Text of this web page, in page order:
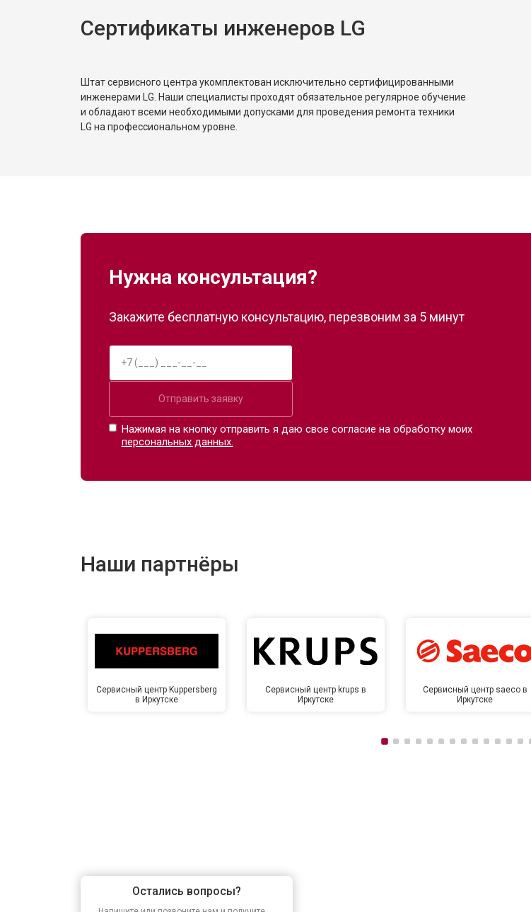
Сертификаты инженеров LG
Штат сервисного центра укомплектован исключительно сертифицированными
инженерами LG. Наши специалисты проходят обязательное регулярное обучение
и обладают всеми необходимыми допусками для проведения ремонта техники
LG на профессиональном уровне.
Нужна консультация?
Закажите бесплатную консультацию, перезвоним за 5 минут
Отправить заявку
Нажимая на кнопку отправить я даю свое согласие на обработку моих
персональных данных.
Наши партнёры
Сервисный центр Kuppersberg
в Иркутске
Сервисный центр krups в
Иркутске
Сервисный центр saeco в
Иркутске
Остались вопросы?